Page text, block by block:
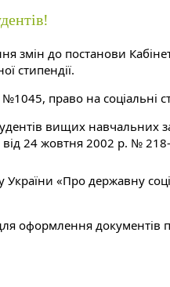
до постанови
стипендії.
право на соціальні
вищих навчальних
від 24 жовтня 2002 р. №
України «Про державну
оформлення